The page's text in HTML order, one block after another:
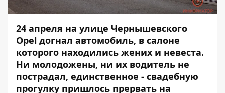
24 апреля на улице Чернышевского
Opel догнал автомобиль, в салоне
которого находились жених и невеста.
Ни молодожены, ни их водитель не
пострадал, единственное - свадебную
прогулку пришлось прервать на